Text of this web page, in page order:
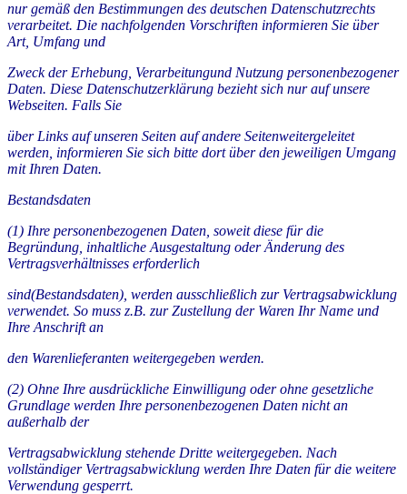
nur gemäß den Bestimmungen des deutschen Datenschutzrechts
verarbeitet. Die nachfolgenden Vorschriften informieren Sie über
Art, Umfang und
Zweck der Erhebung, Verarbeitungund Nutzung personenbezogener
Daten. Diese Datenschutzerklärung bezieht sich nur auf unsere
Webseiten. Falls Sie
über Links auf unseren Seiten auf andere Seitenweitergeleitet
werden, informieren Sie sich bitte dort über den jeweiligen Umgang
mit Ihren Daten.
Bestandsdaten
(1) Ihre personenbezogenen Daten, soweit diese für die
Begründung, inhaltliche Ausgestaltung oder Änderung des
Vertragsverhältnisses erforderlich
sind(Bestandsdaten), werden ausschließlich zur Vertragsabwicklung
verwendet. So muss z.B. zur Zustellung der Waren Ihr Name und
Ihre Anschrift an
den Warenlieferanten weitergegeben werden.
(2) Ohne Ihre ausdrückliche Einwilligung oder ohne gesetzliche
Grundlage werden Ihre personenbezogenen Daten nicht an
außerhalb der
Vertragsabwicklung stehende Dritte weitergegeben. Nach
vollständiger Vertragsabwicklung werden Ihre Daten für die weitere
Verwendung gesperrt.